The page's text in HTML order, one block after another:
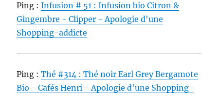
Ping :Infusion # 51 : Infusion bio Citron &
Gingembre - Clipper - Apologie d'une
Shopping-addicte
Ping :Thé #314 : Thé noir Earl Grey Bergamote
Bio - Cafés Henri - Apologie d'une Shopping-